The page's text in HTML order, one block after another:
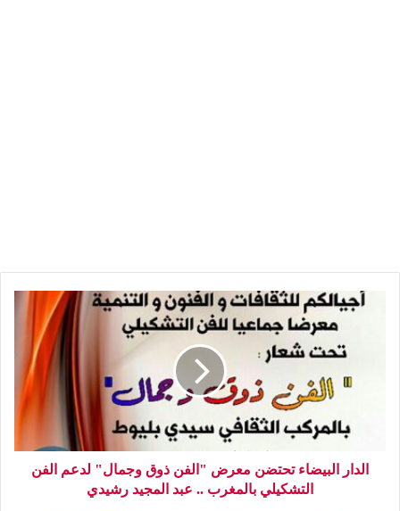
الدار البيضاء تحتضن معرض "الفن ذوق وجمال" لدعم الفن
التشكيلي بالمغرب .. عبد المجيد رشيدي